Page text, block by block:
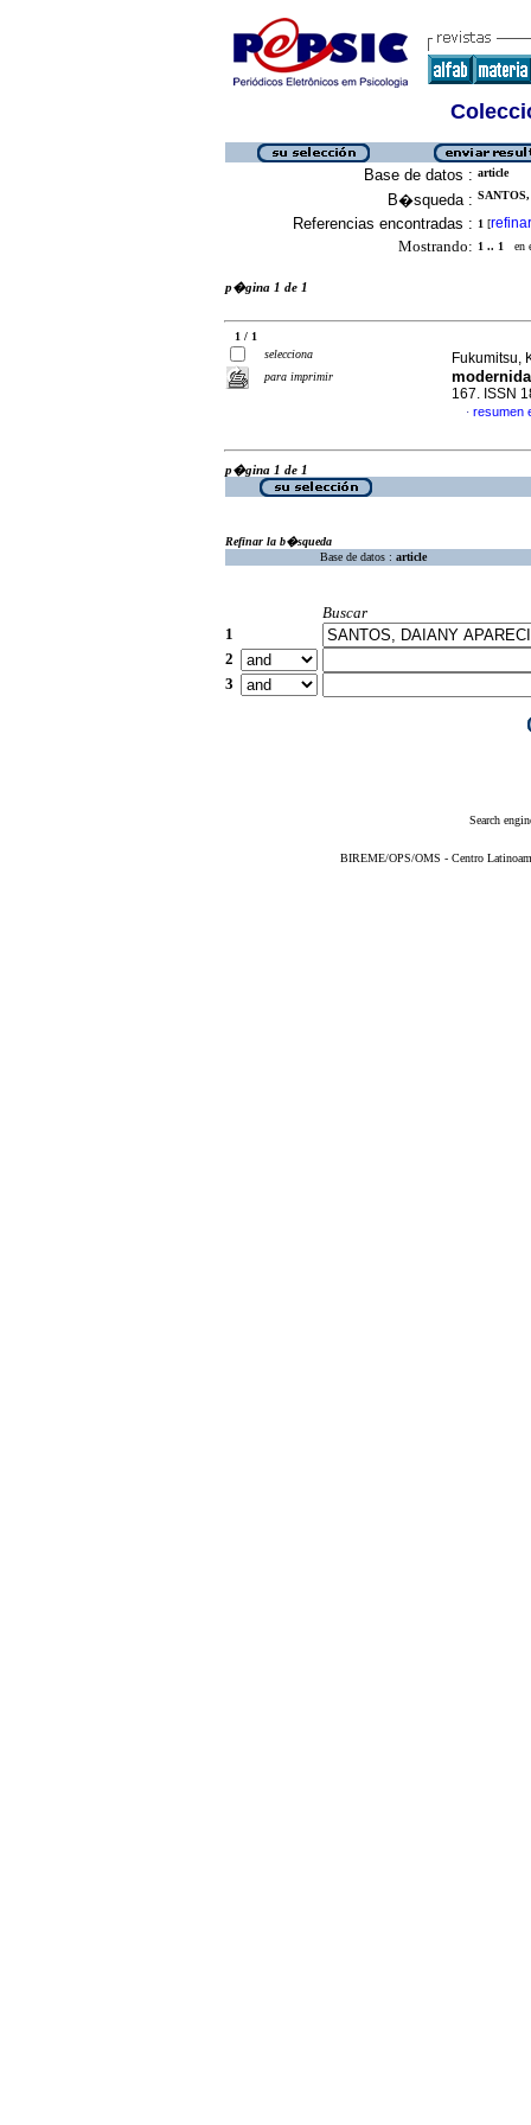
Base de datos : article
B�squeda :
Referencias encontradas : 1 [refinar
Mostrando: 1 .. 1 en
p�gina 1 de 1
1 / 1
selecciona
para imprimir
Fukumitsu,
167. ISSN
· resumen
p�gina 1 de 1
Refinar la b�squeda
Base de datos : article
Buscar
1
2
3
Search
BIREME/OPS/OMS - Centro